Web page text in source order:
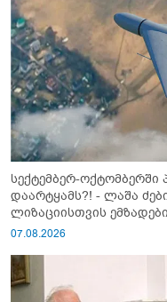
სექტემბერ-
დაარტყამს?! - ლაშა
ლიზაციისთვის
გაიწვიონ ომში"
07.08.2026